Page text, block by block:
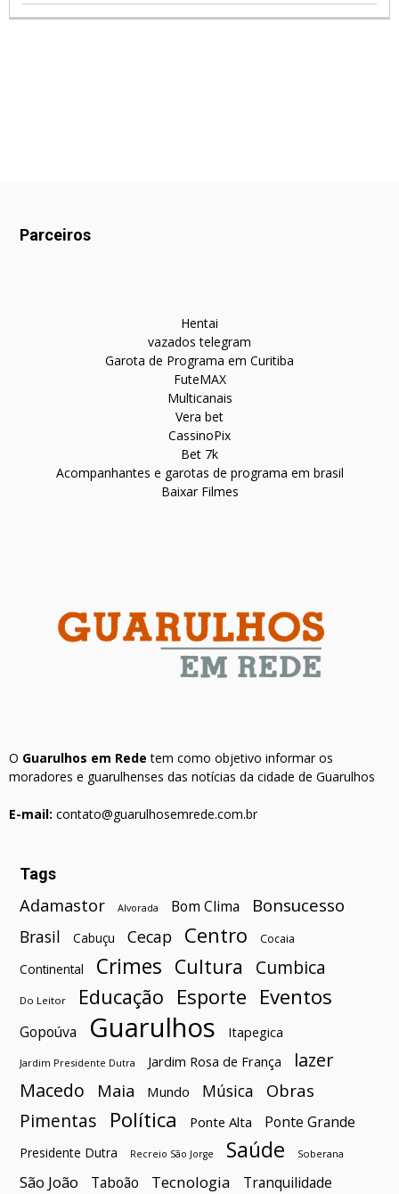
Parceiros
Hentai
vazados telegram
Garota de Programa em Curitiba
FuteMAX
Multicanais
Vera bet
CassinoPix
Bet 7k
Acompanhantes e garotas de programa em brasil
Baixar Filmes
O Guarulhos em Rede tem como objetivo informar os
moradores e guarulhenses das notícias da cidade de Guarulhos
E-mail: contato@guarulhosemrede.com.br
Tags
Adamastor Alvorada Bom Clima Bonsucesso
Brasil Cabuçu Cecap Centro Cocaia
Continental Crimes Cultura Cumbica
Do Leitor Educação Esporte Eventos
Gopoúva Guarulhos Itapegica
Jardim Presidente Dutra Jardim Rosa de França
lazer
Macedo
Maia Mundo Música Obras
Pimentas Política Ponte Alta Ponte Grande
Presidente Dutra Recreio São Jorge Saúde Soberana
São João Taboão Tecnologia Tranquilidade